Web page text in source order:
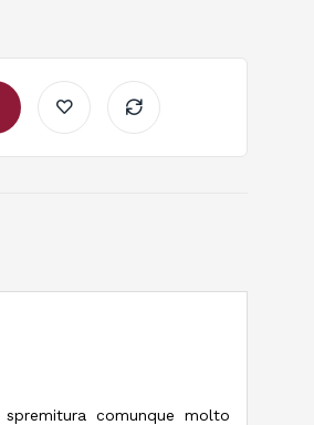
comunque molto